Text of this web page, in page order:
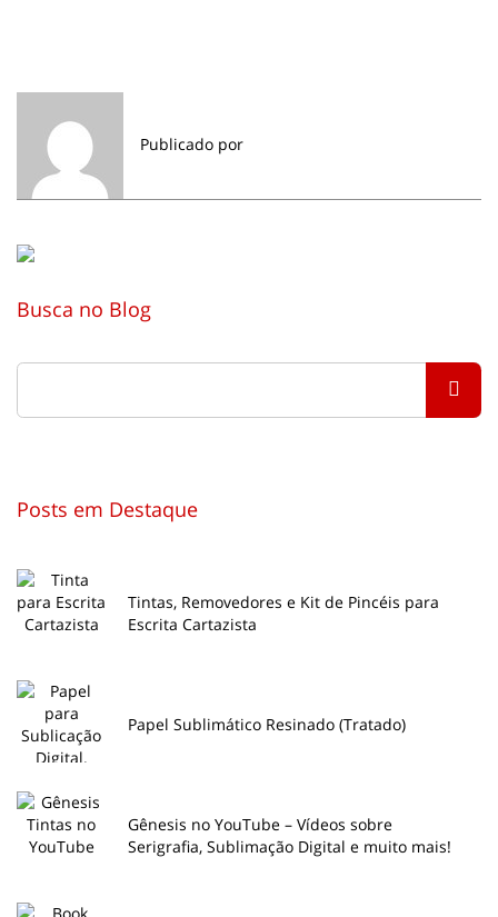
Publicado por
Busca no Blog
Posts em Destaque
Tintas, Removedores e Kit de Pincéis para
Escrita Cartazista
Papel Sublimático Resinado (Tratado)
Gênesis no YouTube – Vídeos sobre
Serigrafia, Sublimação Digital e muito mais!